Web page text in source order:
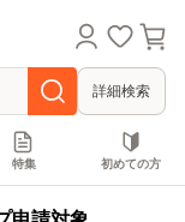
詳細検索
特集 初めての方